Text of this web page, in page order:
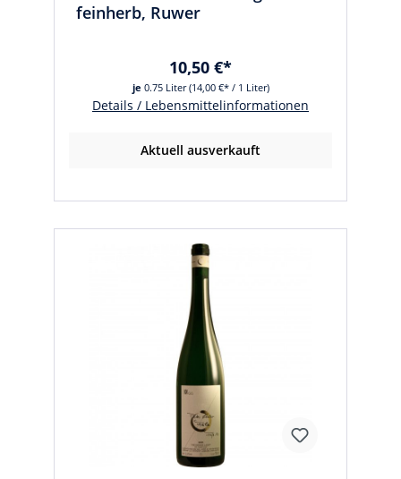
feinherb, Ruwer
je 0.75 Liter(14,00 €* / 1 Liter)
10,50 €*
Details / Lebensmittelinformationen
Aktuell ausverkauft